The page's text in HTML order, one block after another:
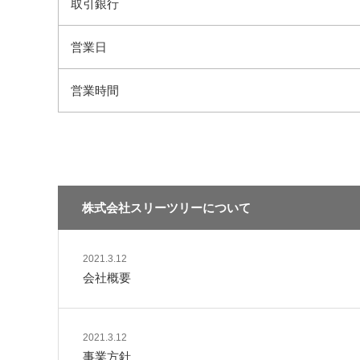
取引銀行
営業日
営業時間
株式会社スリーツリーについて
2021.3.12
会社概要
2021.3.12
事業方針